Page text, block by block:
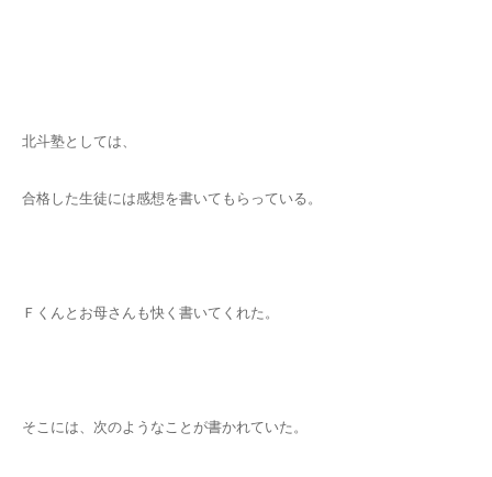
北斗塾としては、
合格した生徒には感想を書いてもらっている。
Ｆくんとお母さんも快く書いてくれた。
そこには、次のようなことが書かれていた。